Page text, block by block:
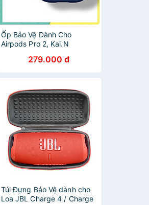
Ốp Bảo Vệ Dành Cho
Airpods Pro 2, Kai.N
Chính Hãng279.000 đ
Túi Đựng Bảo Vệ dành cho
Loa JBL Charge 4 / Charge